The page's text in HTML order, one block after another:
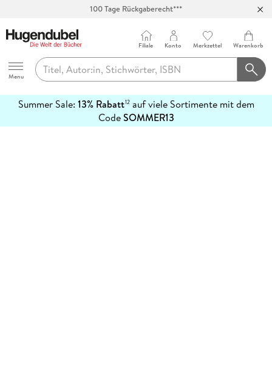
100 Tage Rückgaberecht***
Hugendubel
Menu
Filiale Konto Merkzettel Warenkorb
Summer Sale: 13% Rabatt12auf viele Sortimente mit dem
CodeSOMMER13
erfahren